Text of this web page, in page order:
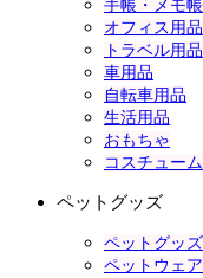
手帳・メモ帳
オフィス用品
トラベル用品
車用品
自転車用品
生活用品
おもちゃ
コスチュー
ペットグッズ
ペットグッ
ペットウェア